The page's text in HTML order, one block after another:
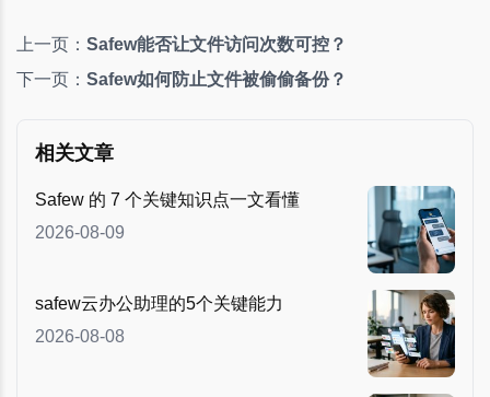
上一页： Safew能否让文件访问次数可控？
下一页： Safew如何防止文件被偷偷备份？
相关文章
Safew 的 7 个关键知识点一文看懂
2026-08-09
safew云办公助理的5个关键能力
2026-08-08